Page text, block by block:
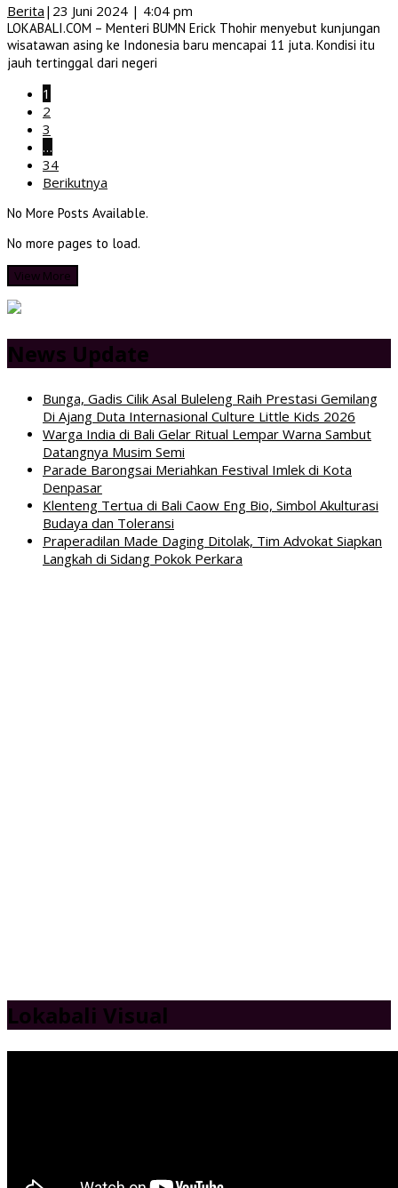
Berita | 23 Juni 2024 | 4:04 pm
LOKABALI.COM – Menteri BUMN Erick Thohir menyebut kunjungan
wisatawan asing ke Indonesia baru mencapai 11 juta. Kondisi itu
jauh tertinggal dari negeri
1
2
3
…
34
Berikutnya
No More Posts Available.
No more pages to load.
View More
News Update
Bunga, Gadis Cilik Asal Buleleng Raih Prestasi Gemilang
Di Ajang Duta Internasional Culture Little Kids 2026
Warga India di Bali Gelar Ritual Lempar Warna Sambut
Datangnya Musim Semi
Parade Barongsai Meriahkan Festival Imlek di Kota
Denpasar
Klenteng Tertua di Bali Caow Eng Bio, Simbol Akulturasi
Budaya dan Toleransi
Praperadilan Made Daging Ditolak, Tim Advokat Siapkan
Langkah di Sidang Pokok Perkara
Lokabali Visual